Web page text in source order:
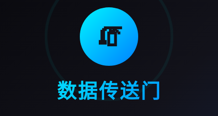
🧯
数据传送门